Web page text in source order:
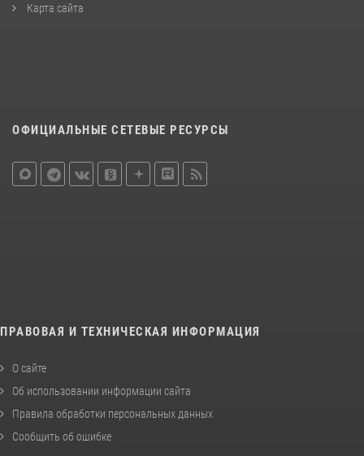
Карта сайта
ОФИЦИАЛЬНЫЕ СЕТЕВЫЕ РЕСУРСЫ
ПРАВОВАЯ И ТЕХНИЧЕСКАЯ ИНФОРМАЦИЯ
О сайте
Об использовании информации сайта
Правила обработки персональных данных
Сообщить об ошибке